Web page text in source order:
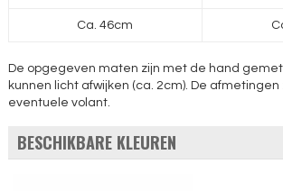
Ca. 46cm
De opgegeven maten zijn met de hand
kunnen licht afwijken (ca. 2cm). De afmetingen
eventuele volant.
BESCHIKBARE KLEUREN